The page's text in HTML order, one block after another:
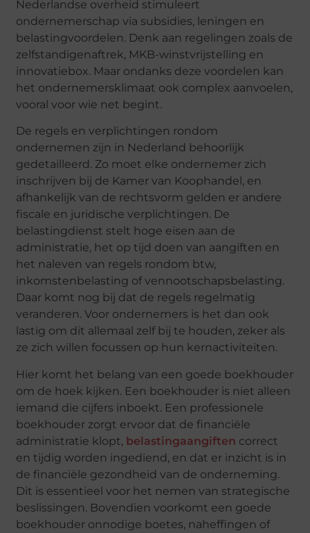
Nederlandse overheid stimuleert
ondernemerschap via subsidies, leningen en
belastingvoordelen. Denk aan regelingen zoals de
zelfstandigenaftrek, MKB-winstvrijstelling en
innovatiebox. Maar ondanks deze voordelen kan
het ondernemersklimaat ook complex aanvoelen,
vooral voor wie net begint.
De regels en verplichtingen rondom
ondernemen zijn in Nederland behoorlijk
gedetailleerd. Zo moet elke ondernemer zich
inschrijven bij de Kamer van Koophandel, en
afhankelijk van de rechtsvorm gelden er andere
fiscale en juridische verplichtingen. De
belastingdienst stelt hoge eisen aan de
administratie, het op tijd doen van aangiften en
het naleven van regels rondom btw,
inkomstenbelasting of vennootschapsbelasting.
Daar komt nog bij dat de regels regelmatig
veranderen. Voor ondernemers is het dan ook
lastig om dit allemaal zelf bij te houden, zeker als
ze zich willen focussen op hun kernactiviteiten.
Hier komt het belang van een goede boekhouder
om de hoek kijken. Een boekhouder is niet alleen
iemand die cijfers inboekt. Een professionele
boekhouder zorgt ervoor dat de financiële
administratie klopt, belastingaangiften correct
en tijdig worden ingediend, en dat er inzicht is in
de financiële gezondheid van de onderneming.
Dit is essentieel voor het nemen van strategische
beslissingen. Bovendien voorkomt een goede
boekhouder onnodige boetes, naheffingen of